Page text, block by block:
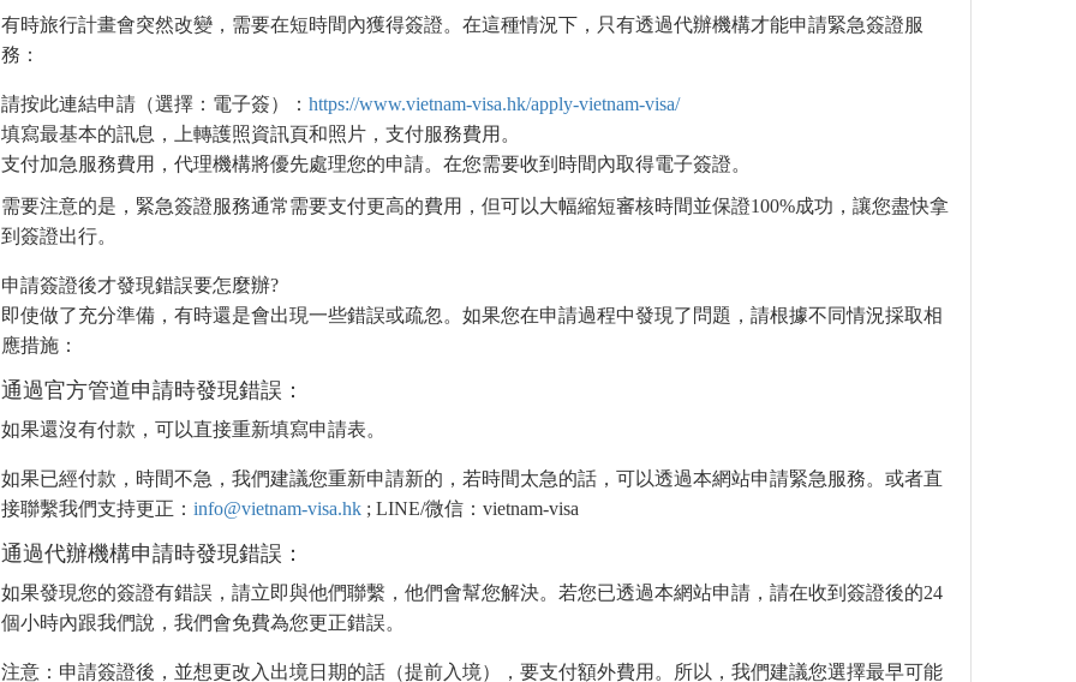
有時旅行計畫會突然改變，需要在短時間內獲得簽證。在這種情況下，只有透過代辦機構才能申請緊急簽證服
務：
請按此連結申請（選擇：電子簽）： https://www.vietnam-visa.hk/apply-vietnam-visa/
填寫最基本的訊息，上轉護照資訊頁和照片，支付服務費用。
支付加急服務費用，代理機構將優先處理您的申請。在您需要收到時間內取得電子簽證。
需要注意的是，緊急簽證服務通常需要支付更高的費用，但可以大幅縮短審核時間並保證100%成功，讓您盡快拿
到簽證出行。
申請簽證後才發現錯誤要怎麼辦?
即使做了充分準備，有時還是會出現一些錯誤或疏忽。如果您在申請過程中發現了問題，請根據不同情況採取相
應措施：
通過官方管道申請時發現錯誤：
如果還沒有付款，可以直接重新填寫申請表。
如果已經付款，時間不急，我們建議您重新申請新的，若時間太急的話，可以透過本網站申請緊急服務。或者直
接聯繫我們支持更正： info@vietnam-visa.hk ; LINE/微信：vietnam-visa
通過代辦機構申請時發現錯誤：
如果發現您的簽證有錯誤，請立即與他們聯繫，他們會幫您解決。若您已透過本網站申請，請在收到簽證後的24
個小時內跟我們說，我們會免費為您更正錯誤。
注意：申請簽證後，並想更改入出境日期的話（提前入境），要支付額外費用。所以，我們建議您選擇最早可能